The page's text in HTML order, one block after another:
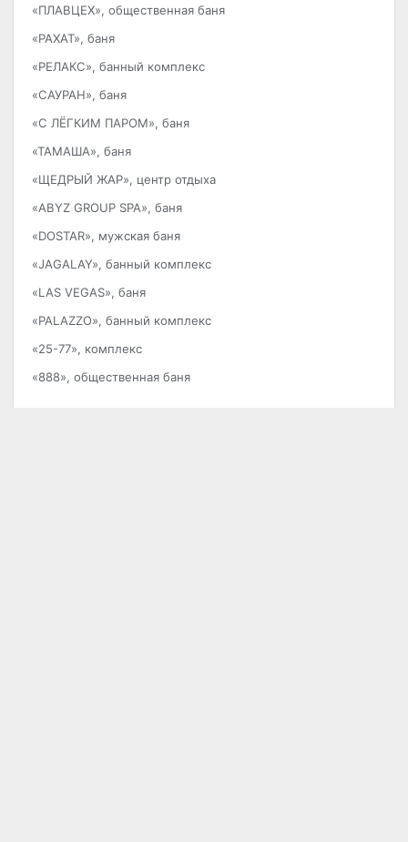
«ПЛАВЦЕХ», общественная баня
«РАХАТ», баня
«РЕЛАКС», банный комплекс
«САУРАН», баня
«С ЛЁГКИМ ПАРОМ», баня
«ТАМАША», баня
«ЩЕДРЫЙ ЖАР», центр отдыха
«ABYZ GROUP SPA», баня
«DOSTAR», мужская баня
«JAGALAY», банный комплекс
«LAS VEGAS», баня
«PALAZZO», банный комплекс
«25-77», комплекс
«888», общественная баня